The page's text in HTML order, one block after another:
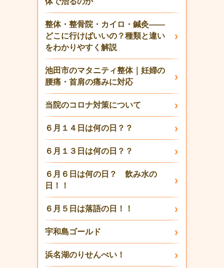
整体・整骨院・カイロ・鍼灸——
どこに行けばいいの？種類と違い
をわかりやすく解説
池田市のマタニティ整体｜妊婦の
腰痛・首肩の痛みに対応
当院のコロナ対策について
６月１４日は何の日？？
６月１３日は何の日？？
６月６日は何の日？ 飲み水の
日！！
６月５日は落語の日！！
宇和島ゴールド
浜名湖のりせんべい！